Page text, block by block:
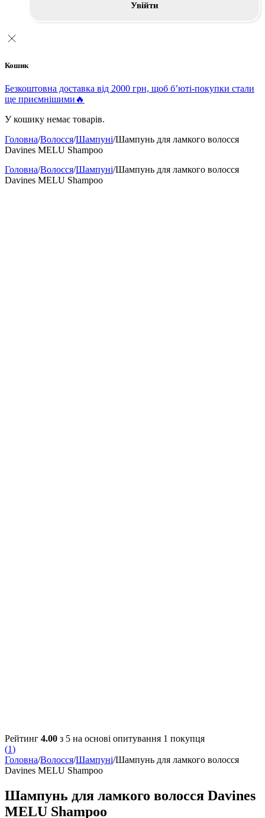
Увійти
Кошик
Безкоштовна доставка від 2000 грн, щоб б’юті-покупки стали
ще приємнішими🔥
У кошику немає товарів.
Головна/Волосся/Шампуні/Шампунь для ламкого волосся
Davines MELU Shampoo
Головна/Волосся/Шампуні/Шампунь для ламкого волосся
Davines MELU Shampoo
Рейтинг 4.00 з 5 на основі опитування 1 покупця
(1)
Головна/Волосся/Шампуні/Шампунь для ламкого волосся
Davines MELU Shampoo
Шампунь для ламкого волосся Davines
MELU Shampoo